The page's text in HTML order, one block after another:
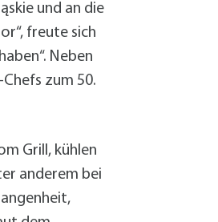
und an die
freute sich
Neben
zum 50.
Grill, kühlen
anderem bei